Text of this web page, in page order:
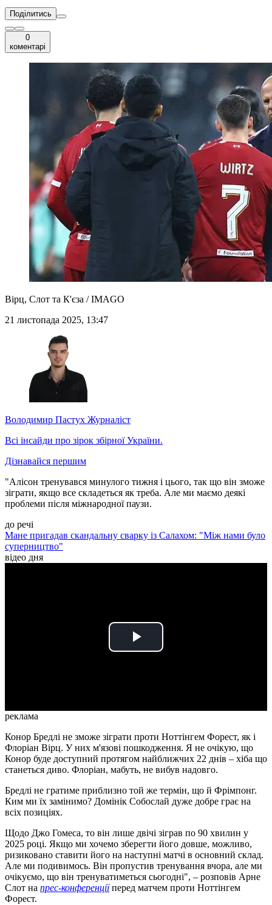
Поділитись
0
коментарі
Вірц, Слот та К'єза / IMAGO
21 листопада 2025, 13:47
Володимир Пастух Журналіст
Всі інсайди про зірок збірної України.
Дізнавайся першим
"Алісон тренувався минулого тижня і цього, так що він зможе
зіграти, якщо все складеться як треба. Але ми маємо деякі
проблеми після міжнародної паузи.
до речі
Мане пригадав скандальну сварку із Салахом: "Між нами було
суперництво"
відео дня
Play
реклама
Конор Бредлі не зможе зіграти проти Ноттінгем Форест, як і
Флоріан Вірц. У них м'язові пошкодження. Я не очікую, що
Конор буде доступний протягом найближчих 22 днів – хіба що
станеться диво. Флоріан, мабуть, не вибув надовго.
Бредлі не гратиме приблизно той же термін, що й Фрімпонг.
Ким ми їх замінимо? Домінік Собослай дуже добре грає на
всіх позиціях.
Щодо Джо Гомеса, то він лише двічі зіграв по 90 хвилин у
2025 році. Якщо ми хочемо зберегти його довше, можливо,
ризиковано ставити його на наступні матчі в основний склад.
Але ми подивимось. Він пропустив тренування вчора, але ми
очікуємо, що він тренуватиметься сьогодні", – розповів Арне
Слот на прес-конференціїперед матчем проти Ноттінгем
Форест.